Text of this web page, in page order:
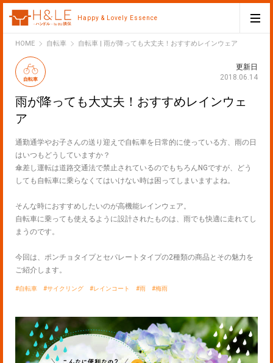
Happy & Lovely Essence
HOMEH&LE自転車 自転車 | 雨が降っても大丈夫！おすすめレインウェア
自転車
更新日
2018.06.14
雨が降っても大丈夫！おすすめレインウェ
ア
通勤通学やお子さんの送り迎えで自転車を日常的に使っている方、雨の日
はいつもどうしていますか？
傘差し運転は道路交通法で禁止されているのでもちろんNGですが、どう
しても自転車に乗らなくてはいけない時は困ってしまいますよね。
そんな時におすすめしたいのが高機能レインウェア。
自転車に乗っても使えるように設計されたものは、雨でも快適に走れてし
まうのです。
今回は、ポンチョタイプとセパレートタイプの2種類の商品とその魅力を
ご紹介します。
自転車 サイクリング レインコート 雨 梅雨